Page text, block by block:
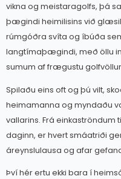
vikna og meistaragolfs, þá
þægindi heimilisins við
rúmgóðra svíta og íbúða
langtímaþægindi, með öllu
sumum af frægustu
Spilaðu eins oft og þú vilt,
heimamanna og myndaðu
vallarins. Frá
daginn, er hvert smáatriði
áreynslulausa og afar
Því hér ertu ekki bara í